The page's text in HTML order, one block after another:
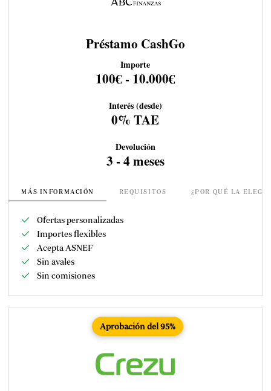
Préstamo CashGo
Importe
100€ - 10.000€
Interés (desde)
0% TAE
Devolución
3 - 4 meses
MÁS INFORMACIÓN REQUISITOS ¿POR QUÉ LA
Ofertas personalizadas
Importes flexibles
Acepta ASNEF
Sin avales
Sin comisiones
Aprobación del 95%